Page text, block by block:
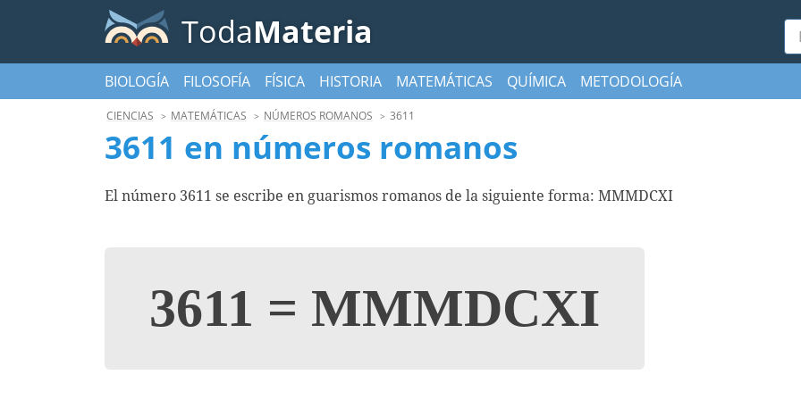
TodaMateria
BIOLOGÍA FILOSOFÍA FÍSICA HISTORIA MATEMÁTICAS QUÍMICA METODOLOGÍA
CIENCIAS MATEMÁTICAS NÚMEROS ROMANOS 3611
3611 en números romanos
El número 3611 se escribe en guarismos romanos de la siguiente forma: MMMDCXI
3611 = MMMDCXI